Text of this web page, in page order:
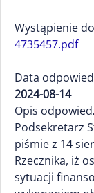
Wystąpienie
4735457.pdf
Data
2024-08-14
Opis
Podsekretarz
piśmie z 14
Rzecznika, iż
sytuacji